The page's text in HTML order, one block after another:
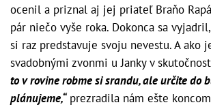
ocenil a priznal aj jej priateľ Braňo
pár niečo vyše roka. Dokonca sa
si raz predstavuje svoju nevestu. A ako
svadobnými zvonmi u Janky v
to v rovine robme si srandu, ale určite do
plánujeme,“prezradila nám ešte